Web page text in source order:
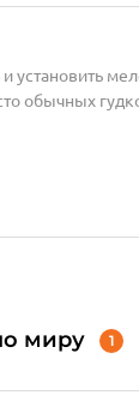
установить
обычных
миру 1